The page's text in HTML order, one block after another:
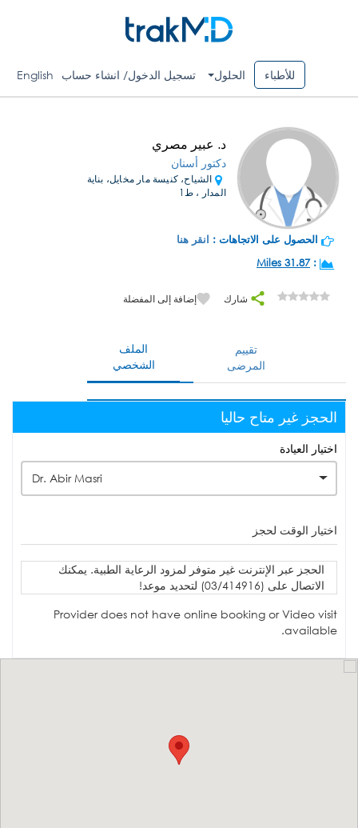
للأطباء الحلول تسجيل الدخول/ انشاء حساب English
د. عبير مصري
دكتور أسنان
الشياح، كنيسة مار مخايل، بناية
المدار ، ط1
الحصول على الاتجاهات : انقر هنا
:
31.87 Miles
شارك إضافة إلى المفضلة
الملف
الشخصي
تقييم
المرضى
الحجز غير متاح حاليا
اختيار العيادة
Dr. Abir Masri
اختيار الوقت لحجز
الحجز عبر الإنترنت غير متوفر لمزود الرعاية الطبية. يمكنك
الاتصال على (03/414916) لتحديد موعد!
Provider does not have online booking or Video visit
available.